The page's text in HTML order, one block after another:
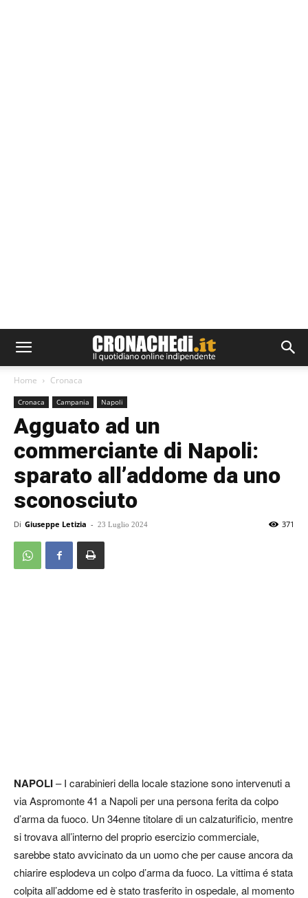
Home Cronaca
Cronaca Campania Napoli
Agguato ad un
commerciante di Napoli:
sparato all’addome da uno
sconosciuto
Di Giuseppe Letizia - 23 Luglio 2024 371
NAPOLI– I carabinieri della locale stazione sono intervenuti a
via Aspromonte 41 a Napoli per una persona ferita da colpo
d’arma da fuoco. Un 34enne titolare di un calzaturificio, mentre
si trovava all’interno del proprio esercizio commerciale,
sarebbe stato avvicinato da un uomo che per cause ancora da
chiarire esplodeva un colpo d’arma da fuoco. La vittima é stata
colpita all’addome ed è stato trasferito in ospedale, al momento